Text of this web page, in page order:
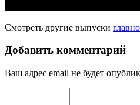
Смотреть другие выпуски
Добавить комментарий
Ваш адрес email не будет